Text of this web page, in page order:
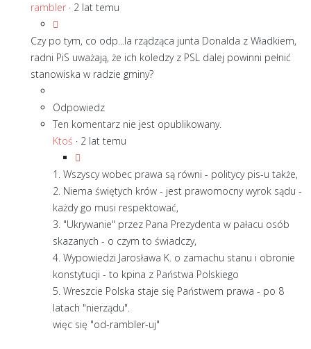
rambler · 2 lat temu
Czy po tym, co odp...la rządząca junta Donalda z Władkiem,
radni PiS uważają, że ich koledzy z PSL dalej powinni pełnić
stanowiska w radzie gminy?
Odpowiedz
Ten komentarz nie jest opublikowany.
Ktoś · 2 lat temu
1. Wszyscy wobec prawa są równi - politycy pis-u także,
2. Niema świętych krów - jest prawomocny wyrok sądu -
każdy go musi respektować,
3. "Ukrywanie" przez Pana Prezydenta w pałacu osób
skazanych - o czym to świadczy,
4. Wypowiedzi Jarosława K. o zamachu stanu i obronie
konstytucji - to kpina z Państwa Polskiego
5. Wreszcie Polska staje się Państwem prawa - po 8
latach "nierządu".
więc się "od-rambler-uj"